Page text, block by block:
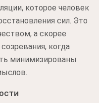
которое человек
сил. Это
а скорее
когда
минимизированы